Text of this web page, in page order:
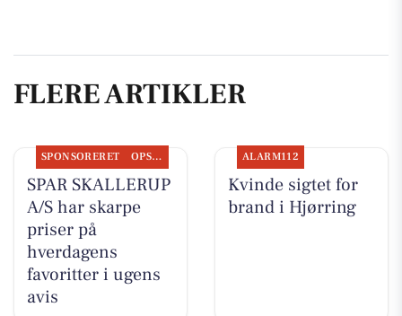
FLERE ARTIKLER
SPONSORERET OPSLAGSTAVLEN
SPAR SKALLERUP
A/S har skarpe
priser på
hverdagens
favoritter i ugens
avis
ALARM112
Kvinde sigtet for
brand i Hjørring